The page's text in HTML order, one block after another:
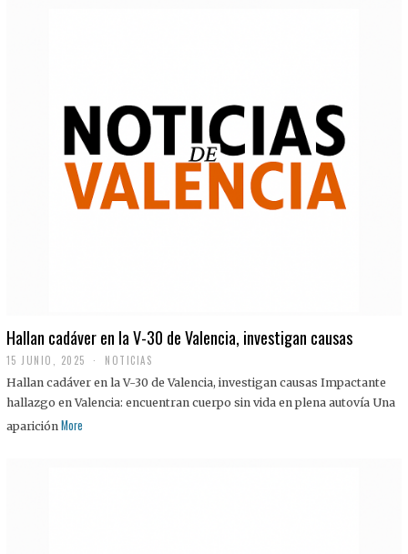
Hallan cadáver en la V-30 de Valencia, investigan causas
15 JUNIO, 2025 NOTICIAS
Hallan cadáver en la V-30 de Valencia, investigan causas Impactante
hallazgo en Valencia: encuentran cuerpo sin vida en plena autovía Una
aparición More